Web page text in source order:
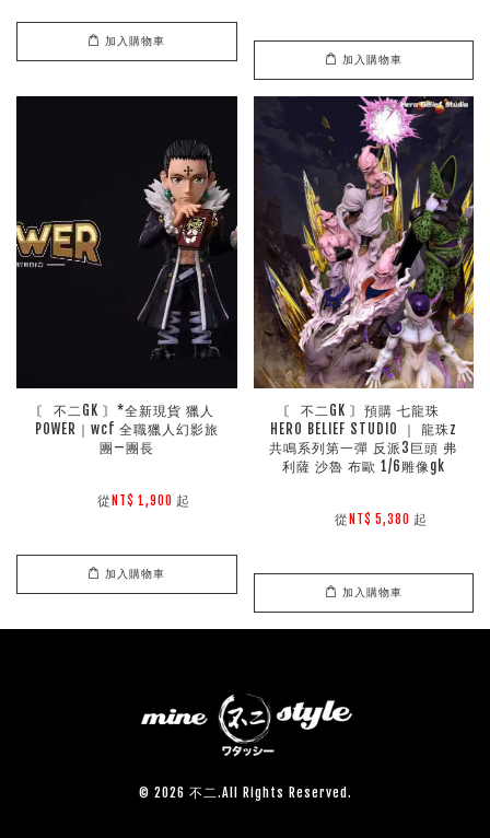
加入購物車
加入購物車
〘 不二GK 〙*全新現貨 獵人
POWER｜wcf 全職獵人幻影旅
團—團長
        從
NT$ 1,900 起
加入購物車
〘 不二GK 〙預購 七龍珠
HERO BELIEF STUDIO ｜ 龍珠z
共鳴系列第一彈 反派3巨頭 弗
利薩 沙魯 布歐 1/6雕像gk
        從
NT$ 5,380 起
加入購物車
© 2026 不二.All Rights Reserved.